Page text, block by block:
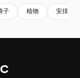
子 植物 安排